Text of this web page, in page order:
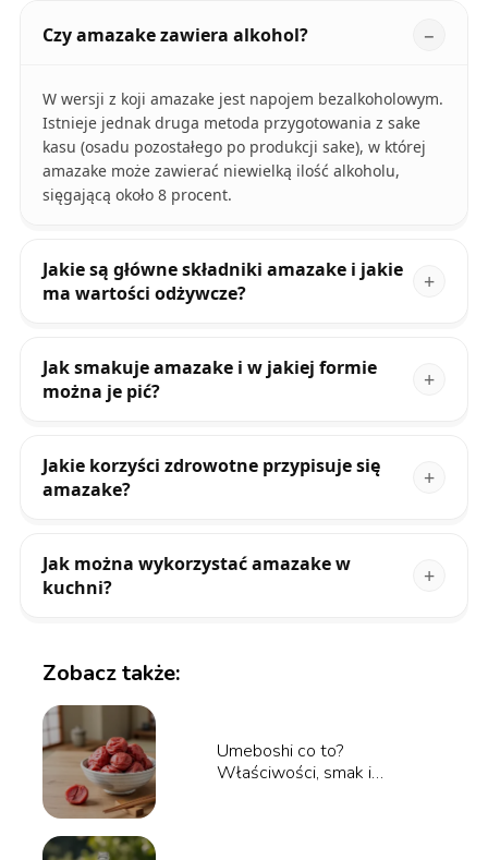
Czy amazake zawiera alkohol?
W wersji z koji amazake jest napojem bezalkoholowym.
Istnieje jednak druga metoda przygotowania z sake
kasu (osadu pozostałego po produkcji sake), w której
amazake może zawierać niewielką ilość alkoholu,
sięgającą około 8 procent.
Jakie są główne składniki amazake i jakie
ma wartości odżywcze?
Jak smakuje amazake i w jakiej formie
można je pić?
Jakie korzyści zdrowotne przypisuje się
amazake?
Jak można wykorzystać amazake w
kuchni?
Zobacz także:
Umeboshi co to?
Właściwości, smak i